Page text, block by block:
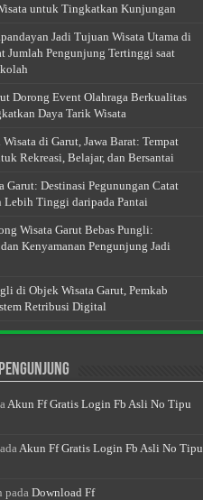
untuk Tingkatkan Kunjungan
Jadi Tujuan Wisata Utama di
Jumlah Pengunjung Tertinggi saat
Dorong Event Olahraga Berkualitas
Daya Tarik Wisata
di Garut, Jawa Barat: Tempat
Rekreasi, Belajar, dan Bersantai
Garut: Destinasi Pegunungan Catat
Lebih Tinggi daripada Pantai
Wisata Garut Bebas Pungli:
Kenyamanan Pengunjung Jadi
di Objek Wisata Garut, Pemkab
Retribusi Digital
Akun Ff Gratis Login Fb Asli No Tipu
Akun Ff Gratis Login Fb Asli No Tipu
pada Download Ff